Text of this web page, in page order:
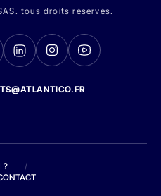
tous droits réservés.
?
/